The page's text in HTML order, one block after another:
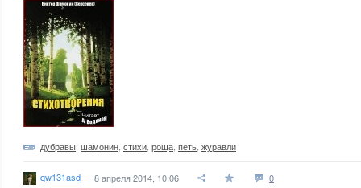
дубравы шамонин стихи роща петь журавли
qw131asd 8 апреля 2014, 10:06 0